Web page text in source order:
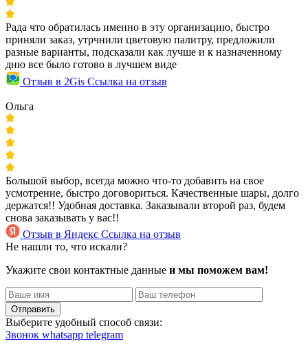
Рада что обратилась именно в эту организацию, быстро
приняли заказ, утрчнили цветовую палитру, предложили
разные варианты, подсказали как лучше и к назначенному
дню все было готово в лучшем виде
Отзыв в 2Gis Ссылка на отзыв
Ольга
Большой выбор, всегда можно что-то добавить на свое
усмотрение, быстро договориться. Качественные шары, долго
держатся!! Удобная доставка. Заказывали второй раз, будем
снова заказывать у вас!!
Отзыв в Яндекс Ссылка на отзыв
Не нашли то, что искали?
Укажите свои контактные данные и мы поможем вам!
Отправить
Выберите удобный способ связи:
Звонок whatsapp telegram